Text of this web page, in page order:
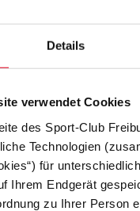
Details
verwendet Cookies
des Sport-Club
Technologien
für
Ihrem Endgerät
zu Ihrer Person
ZUM